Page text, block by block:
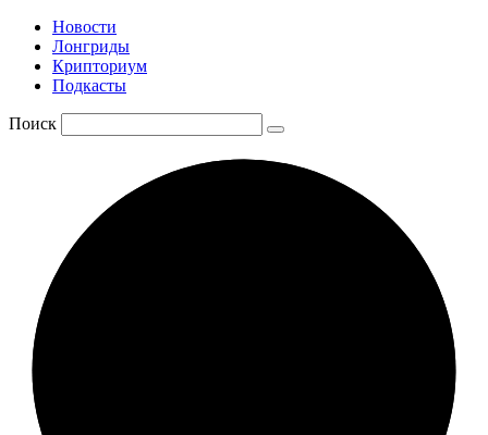
Новости
Лонгриды
Крипториум
Подкасты
Поиск